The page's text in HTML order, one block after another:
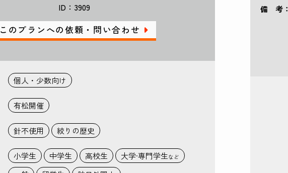
ID：3909
このプランへの依頼・問い合わせ
個人・少数向け
有松開催
針不使用 絞りの歴史
小学生 中学生 高校生 大学·専門学生など
備 考：